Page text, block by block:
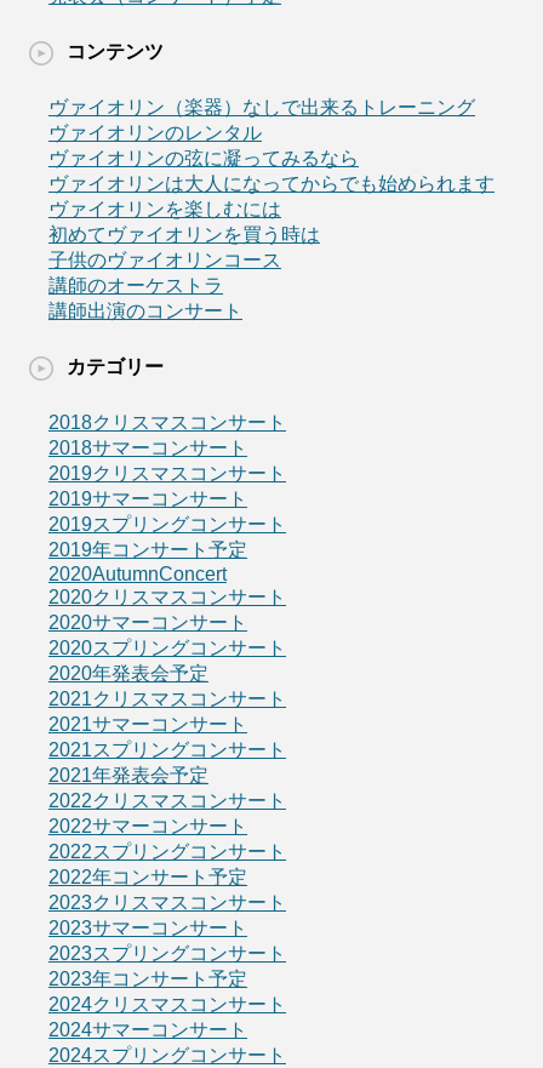
コンテンツ
ヴァイオリン（楽器）なしで出来るトレーニング
ヴァイオリンのレンタル
ヴァイオリンの弦に凝ってみるなら
ヴァイオリンは大人になってからでも始められます
ヴァイオリンを楽しむには
初めてヴァイオリンを買う時は
子供のヴァイオリンコース
講師のオーケストラ
講師出演のコンサート
カテゴリー
2018クリスマスコンサート
2018サマーコンサート
2019クリスマスコンサート
2019サマーコンサート
2019スプリングコンサート
2019年コンサート予定
2020AutumnConcert
2020クリスマスコンサート
2020サマーコンサート
2020スプリングコンサート
2020年発表会予定
2021クリスマスコンサート
2021サマーコンサート
2021スプリングコンサート
2021年発表会予定
2022クリスマスコンサート
2022サマーコンサート
2022スプリングコンサート
2022年コンサート予定
2023クリスマスコンサート
2023サマーコンサート
2023スプリングコンサート
2023年コンサート予定
2024クリスマスコンサート
2024サマーコンサート
2024スプリングコンサート